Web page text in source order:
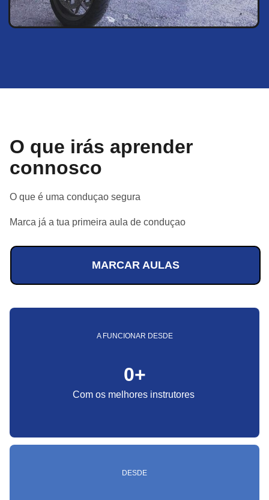
O que irás aprender
connosco
O que é uma conduçao segura
Marca já a tua primeira aula de conduçao
MARCAR AULAS
A FUNCIONAR DESDE
0+
Com os melhores instrutores
DESDE